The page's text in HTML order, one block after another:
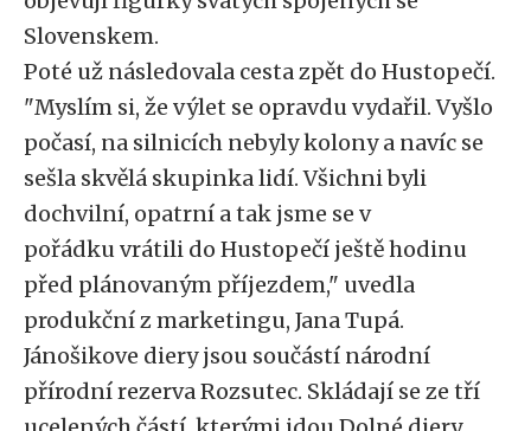
Slovenskem.
Poté už následovala cesta zpět do Hustopečí.
"Myslím si, že výlet se opravdu vydařil. Vyšlo
počasí, na silnicích nebyly kolony a navíc se
sešla skvělá skupinka lidí. Všichni byli
dochvilní, opatrní a tak jsme se v
pořádku vrátili do Hustopečí ještě hodinu
před plánovaným příjezdem," uvedla
produkční z marketingu, Jana Tupá.
Jánošikove diery jsou součástí národní
přírodní rezerva Rozsutec. Skládají se ze tří